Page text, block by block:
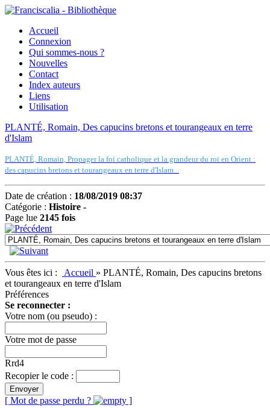
Accueil
Connexion
Qui sommes-nous ?
Nouvelles
Contact
Index auteurs
Liens
Utilisation
PLANTÉ, Romain, Des capucins bretons et tourangeaux en terre
d'Islam
PLANTÉ, Romain, Propager la foi catholique et la grandeur du roi en Orient :
des capucins bretons et tourangeaux en terre d'Islam...
Date de création : 18/08/2019 08:37
Catégorie : Histoire -
Page lue 2145 fois
Vous êtes ici : Accueil » PLANTÉ, Romain, Des capucins bretons
et tourangeaux en terre d'Islam
Préférences
Se reconnecter :
Votre nom (ou pseudo) :
Votre mot de passe
Rrd4
Recopier le code :
Envoyer
[ Mot de passe perdu ? ]